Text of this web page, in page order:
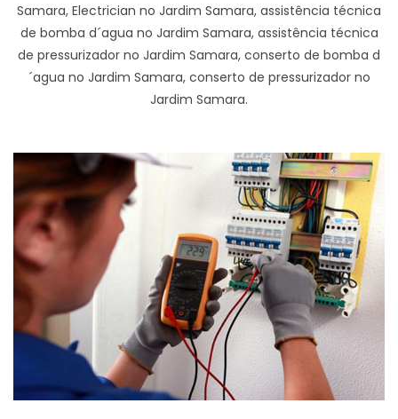
Samara, Electrician no Jardim Samara, assistência técnica
de bomba d´agua no Jardim Samara, assistência técnica
de pressurizador no Jardim Samara, conserto de bomba d
´agua no Jardim Samara, conserto de pressurizador no
Jardim Samara.